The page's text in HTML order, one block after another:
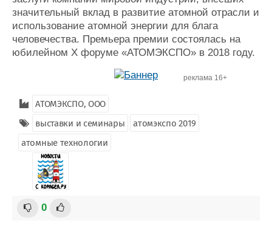
значительный вклад в развитие атомной отрасли и
использование атомной энергии для блага
человечества. Премьера премии состоялась на
юбилейном Х форуме «АТОМЭКСПО» в 2018 году.
реклама 16+
АТОМЭКСПО, ООО
выставки и семинары
атомэкспо 2019
атомные технологии
0